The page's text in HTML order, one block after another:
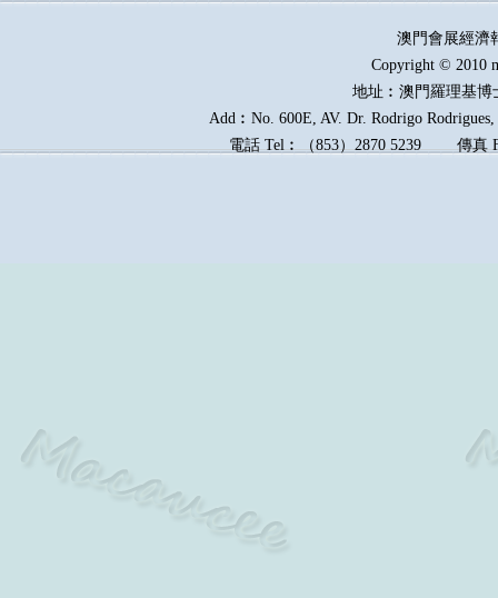
澳門會展經
Copyright © 2010
地址︰澳門羅理基博
Add︰No. 600E, AV. Dr. Rodrigo
電話 Tel︰（853）2870 5239傳真